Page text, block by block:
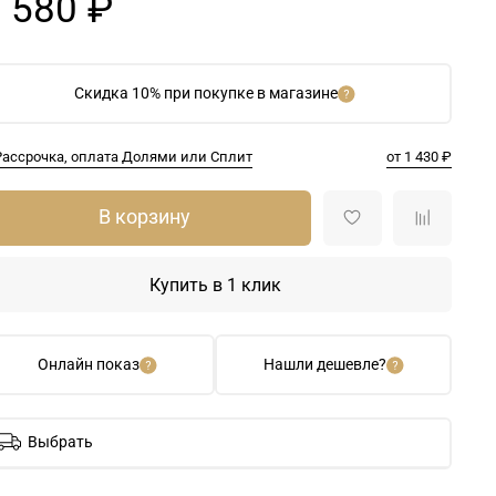
Скидка 10% при покупке в магазине
оплата Долями или Сплит от 1 430 ₽
580 ₽
Онлайн показ Нашли дешевле?
В корзину
Купить в 1 клик
Выбрать